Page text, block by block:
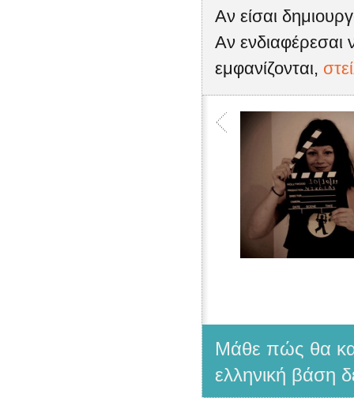
Αν είσαι
Αν ενδιαφέρεσαι
εμφανίζονται,
Μάθε πώς θα
ελληνική βάση